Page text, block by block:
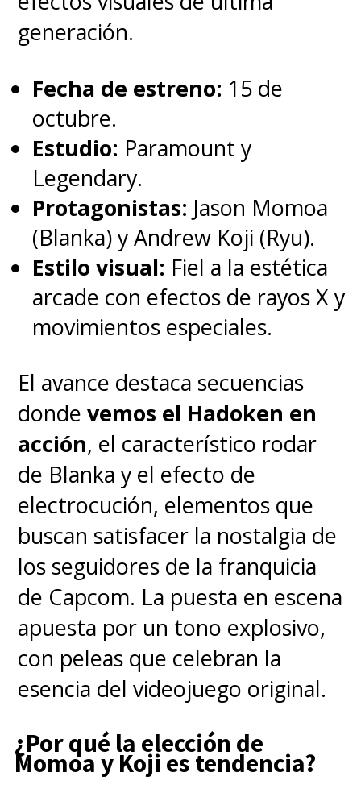
deGodzillaen obtener una
nominación a los Premios de
la Academiay conoceremos si
se lleva la estatuilla en
laedición número 96 de los
Premios Oscarque se celebrará
el próximo10 de marzoen el
Dolby Theatre de Los Ángeles.
generación.
Fecha de estreno: 15 de
octubre.
Estudio: Paramount y
Legendary.
Protagonistas: Jason Momoa
(Blanka) y Andrew Koji (Ryu).
Estilo visual: Fiel a la estética
arcade con efectos de rayos X y
movimientos especiales.
El avance destaca secuencias
dondevemos el Hadoken en
acción, el característico rodar
de Blanka y el efecto de
electrocución, elementos que
buscan satisfacer la nostalgia de
los seguidores de la franquicia
de Capcom. La puesta en escena
apuesta por un tono explosivo,
con peleas que celebran la
esencia del videojuego original.
¿Por qué la elección de
Momoa y Koji es tendencia?